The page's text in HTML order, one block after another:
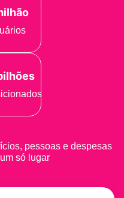
pessoas e despesas
só lugar